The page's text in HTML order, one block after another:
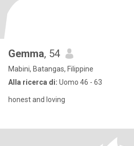
Gemma, 54
Mabini, Batangas, Filippine
Alla ricerca di: Uomo 46 - 63
honest and loving